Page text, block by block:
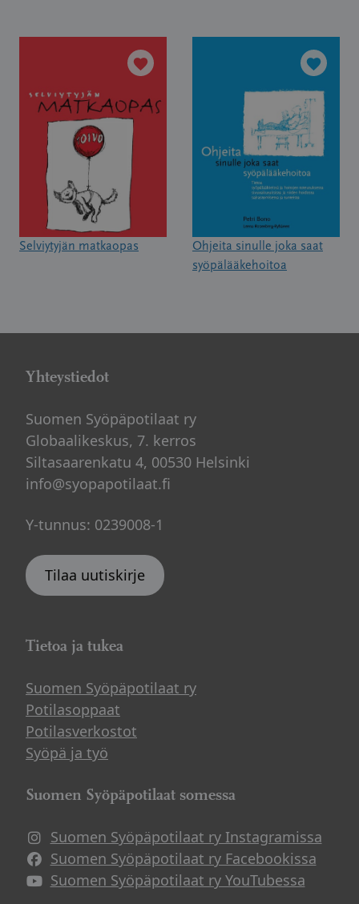
Selviytyjän matkaopas
Ohjeita sinulle joka saat
syöpälääkehoitoa
Yhteystiedot
Suomen Syöpäpotilaat ry
Globaalikeskus, 7. kerros
Siltasaarenkatu 4, 00530 Helsinki
info@syopapotilaat.fi
Y-tunnus: 0239008-1
Tilaa uutiskirje
Tietoa ja tukea
Suomen Syöpäpotilaat ry
Potilasoppaat
Potilasverkostot
Syöpä ja työ
Suomen Syöpäpotilaat somessa
Suomen Syöpäpotilaat ry Instagramissa
Suomen Syöpäpotilaat ry Facebookissa
Suomen Syöpäpotilaat ry YouTubessa